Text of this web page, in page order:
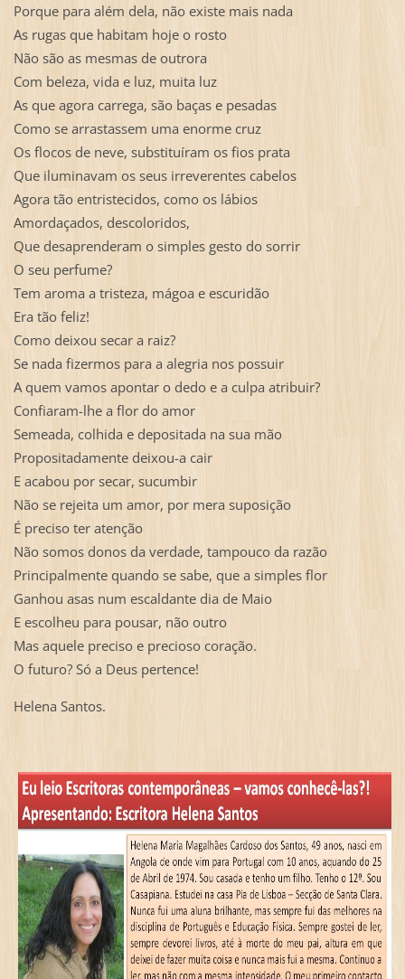
Porque para além dela, não existe mais nada
As rugas que habitam hoje o rosto
Não são as mesmas de outrora
Com beleza, vida e luz, muita luz
As que agora carrega, são baças e pesadas
Como se arrastassem uma enorme cruz
Os flocos de neve, substituíram os fios prata
Que iluminavam os seus irreverentes cabelos
Agora tão entristecidos, como os lábios
Amordaçados, descoloridos,
Que desaprenderam o simples gesto do sorrir
O seu perfume?
Tem aroma a tristeza, mágoa e escuridão
Era tão feliz!
Como deixou secar a raiz?
Se nada fizermos para a alegria nos possuir
A quem vamos apontar o dedo e a culpa atribuir?
Confiaram-lhe a flor do amor
Semeada, colhida e depositada na sua mão
Propositadamente deixou-a cair
E acabou por secar, sucumbir
Não se rejeita um amor, por mera suposição
É preciso ter atenção
Não somos donos da verdade, tampouco da razão
Principalmente quando se sabe, que a simples flor
Ganhou asas num escaldante dia de Maio
E escolheu para pousar, não outro
Mas aquele preciso e precioso coração.
O futuro? Só a Deus pertence!
Helena Santos.